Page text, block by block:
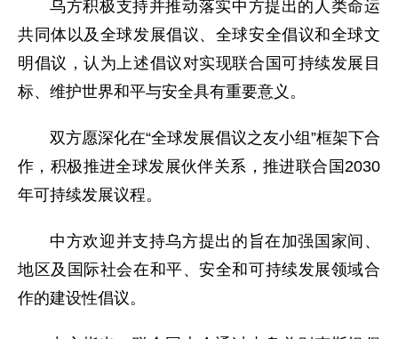
乌方积极支持并推动落实中方提出的人类命运
共同体以及全球发展倡议、全球安全倡议和全球文
明倡议，认为上述倡议对实现联合国可持续发展目
标、维护世界和平与安全具有重要意义。
双方愿深化在“全球发展倡议之友小组”框架下合
作，积极推进全球发展伙伴关系，推进联合国2030
年可持续发展议程。
中方欢迎并支持乌方提出的旨在加强国家间、
地区及国际社会在和平、安全和可持续发展领域合
作的建设性倡议。